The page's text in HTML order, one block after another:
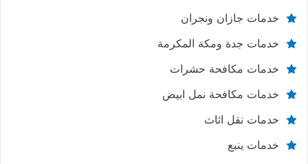
خدمات جازان ونجران
خدمات جدة ومكة المكرمة
خدمات مكافحة حشرات
خدمات مكافحة نمل ابيض
خدمات نقل اثاث
خدمات ينبع